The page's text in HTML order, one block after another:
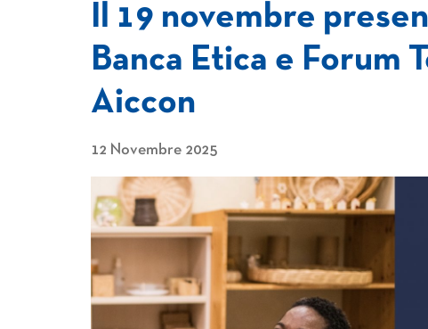
Il 19 novembre
Banca Etica e Forum
Aiccon
12 Novembre 2025